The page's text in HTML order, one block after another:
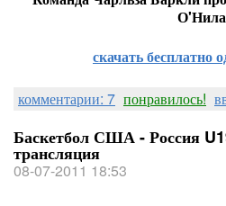
О'Нила
скачать бесплатно
комментарии: 7 понравилось!
Баскетбол США - Россия
трансляция
08-07-2011 18:53